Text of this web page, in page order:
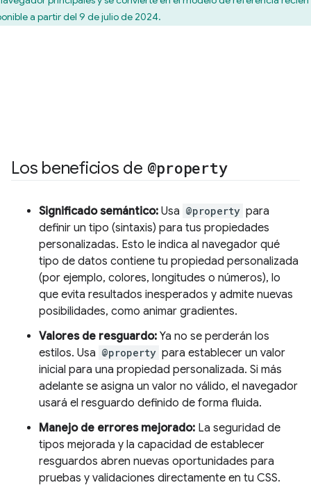
a partir del 9 de julio de 2024.
Los beneficios de @property
Significado semántico: Usa @property para
definir un tipo (sintaxis) para tus propiedades
personalizadas. Esto le indica al navegador qué
tipo de datos contiene tu propiedad personalizada
(por ejemplo, colores, longitudes o números), lo
que evita resultados inesperados y admite nuevas
posibilidades, como animar gradientes.
Valores de resguardo: Ya no se perderán los
estilos. Usa @property para establecer un valor
inicial para una propiedad personalizada. Si más
adelante se asigna un valor no válido, el navegador
usará el resguardo definido de forma fluida.
Manejo de errores mejorado: La seguridad de
tipos mejorada y la capacidad de establecer
resguardos abren nuevas oportunidades para
pruebas y validaciones directamente en tu CSS.